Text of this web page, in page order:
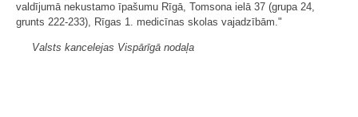
valdījumā nekustamo īpašumu Rīgā, Tomsona ielā 37 (grupa 24,
grunts 222-233), Rīgas 1. medicīnas skolas vajadzībām."
Valsts kancelejas Vispārīgā nodaļa